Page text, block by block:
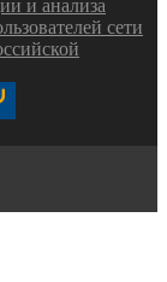
и анализа
сети